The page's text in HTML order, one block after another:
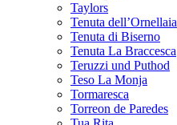
Taylors
Tenuta dell’Ornellaia
Tenuta di Biserno
Tenuta La Braccesca
Teruzzi und Puthod
Teso La Monja
Tormaresca
Torreon de Paredes